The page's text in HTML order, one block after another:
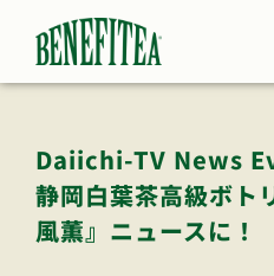
Daiichi-TV News
静岡白葉茶高級ボト
風薫』ニュースに！